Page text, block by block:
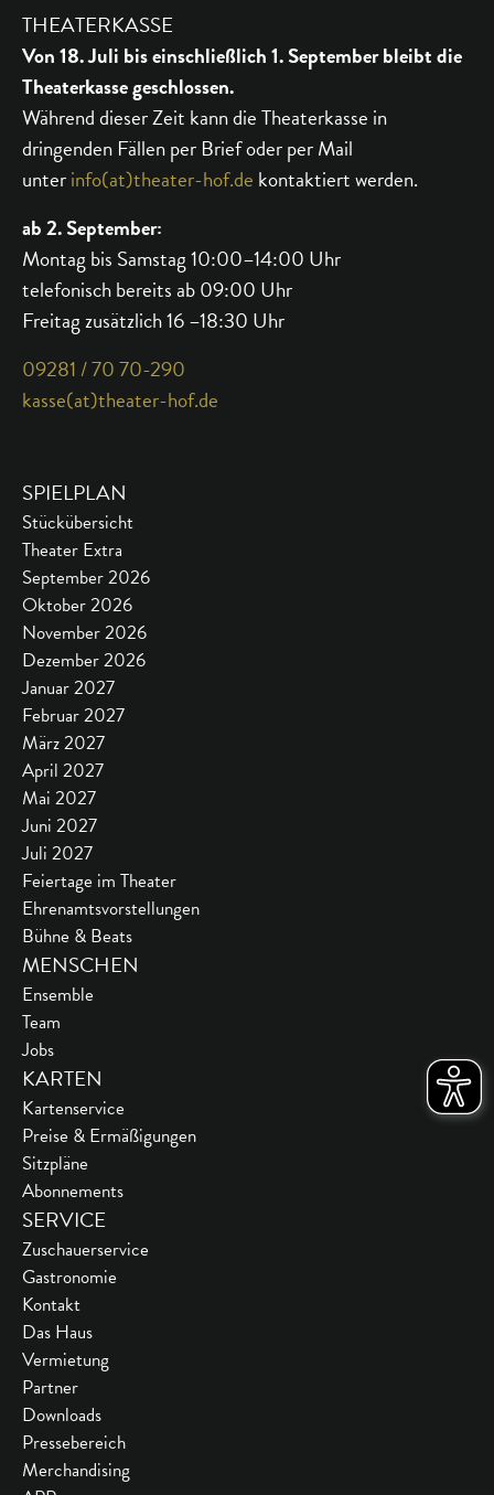
THEATERKASSE
Von 18. Juli bis einschließlich 1. September bleibt die
Theaterkasse geschlossen.
Während dieser Zeit kann die Theaterkasse in
dringenden Fällen per Brief oder per Mail
unterinfo(at)theater-hof.de kontaktiert werden.
ab 2. September:
Montag bis Samstag 10:00–14:00 Uhr
telefonisch bereits ab 09:00 Uhr
Freitag zusätzlich 16 –18:30 Uhr
09281 / 70 70-290
kasse(at)theater-hof.de
SPIELPLAN
Stückübersicht
Theater Extra
September 2026
Oktober 2026
November 2026
Dezember 2026
Januar 2027
Februar 2027
März 2027
April 2027
Mai 2027
Juni 2027
Juli 2027
Feiertage im Theater
Ehrenamtsvorstellungen
Bühne & Beats
MENSCHEN
Ensemble
Team
Jobs
KARTEN
Kartenservice
Preise & Ermäßigungen
Sitzpläne
Abonnements
SERVICE
Zuschauerservice
Gastronomie
Kontakt
Das Haus
Vermietung
Partner
Downloads
Pressebereich
Merchandising